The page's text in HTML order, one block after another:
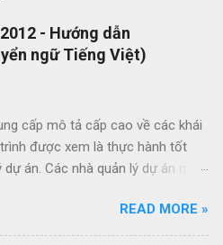
- Hướng dẫn
ngữ Tiếng Việt)
cấp mô tả cấp cao về các khái
được xem là thực hành tốt
dự án. Các nhà quản lý dự án mới
sử dụng hướng dẫn quản lý dự
này để cải thiện thành công
READ MORE »